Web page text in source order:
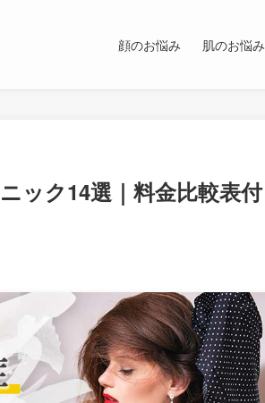
顔のお悩み 肌のお悩み
ック14選｜料金比較表付